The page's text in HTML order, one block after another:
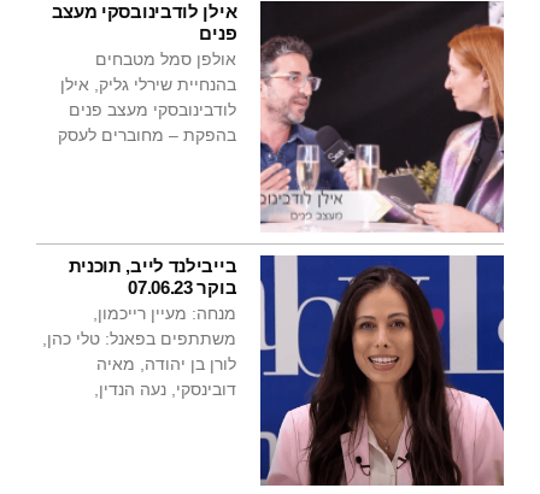
אילן לודבינובסקי מעצב
פנים
אולפן סמל מטבחים
בהנחיית שירלי גליק, אילן
לודבינובסקי מעצב פנים
בהפקת – מחוברים לעסק
בייבילנד לייב, תוכנית
בוקר 07.06.23
מנחה: מעיין רייכמון,
משתתפים בפאנל: טלי כהן,
לורן בן יהודה, מאיה
דובינסקי, נעה הנדין,